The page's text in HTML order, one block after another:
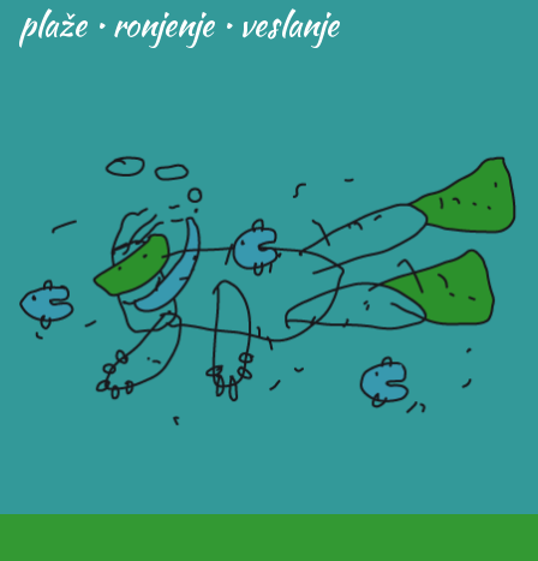
plaže • ronjenje • veslanje